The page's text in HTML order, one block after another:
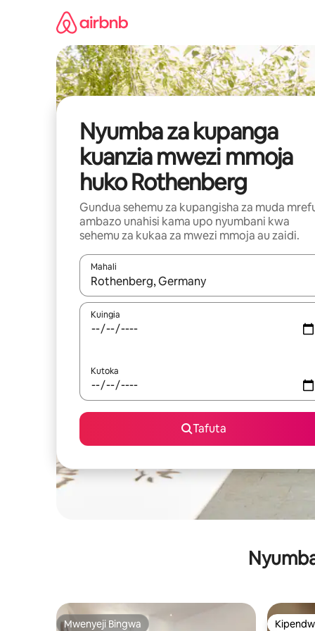
Nyumba za kupanga
kuanzia mwezi mmoja
huko Rothenberg
Gundua sehemu za kupangisha za muda
ambazo unahisi kama upo nyumbani kwa
sehemu za kukaa za mwezi mmoja au zaidi.
Mahali
Wakati matokeo yanapatikana, vinjari kwa
Kuingia
Kutoka
Tafuta
Mwenyeji Bingwa